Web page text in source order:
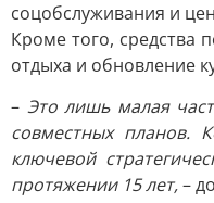
соцобслуживания и
Кроме того, средства
отдыха и обновление
– Это лишь малая
совместных планов.
ключевой
протяжении 15 лет,–